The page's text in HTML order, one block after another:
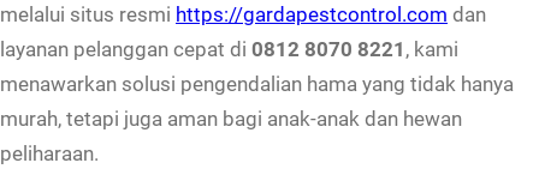
melalui situs resmi https://gardapestcontrol.com dan
layanan pelanggan cepat di 0812 8070 8221 , kami
menawarkan solusi pengendalian hama yang tidak hanya
murah, tetapi juga aman bagi anak-anak dan hewan
peliharaan.